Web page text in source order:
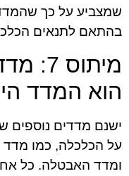
שמצביע על כך
בהתאם לתנאים
הוא המדד
ישנם מדדים נוספים
על הכלכלה, כמו מדד
ומדד האבטלה. כל